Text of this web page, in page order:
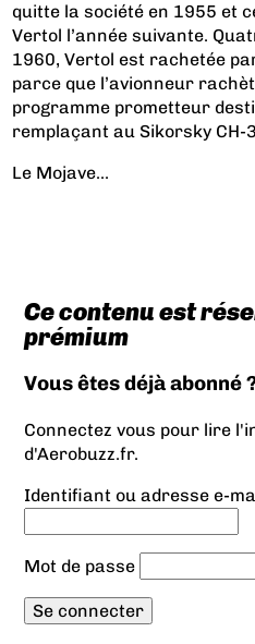
quitte la société en 1955 et
Vertol l’année suivante.
1960, Vertol est rachetée
parce que l’avionneur
programme prometteur
remplaçant au Sikorsky CH-
Le Mojave...
Ce contenu est
prémium
Vous êtes déjà abonné
Connectez vous pour lire
d'Aerobuzz.fr.
Identifiant ou adresse e-
Mot de passe